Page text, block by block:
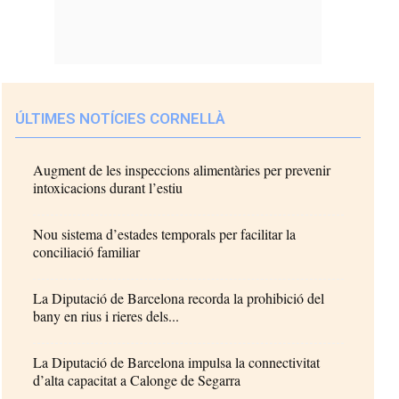
ÚLTIMES NOTÍCIES CORNELLÀ
Augment de les inspeccions alimentàries per prevenir
intoxicacions durant l’estiu
Nou sistema d’estades temporals per facilitar la
conciliació familiar
La Diputació de Barcelona recorda la prohibició del
bany en rius i rieres dels...
La Diputació de Barcelona impulsa la connectivitat
d’alta capacitat a Calonge de Segarra